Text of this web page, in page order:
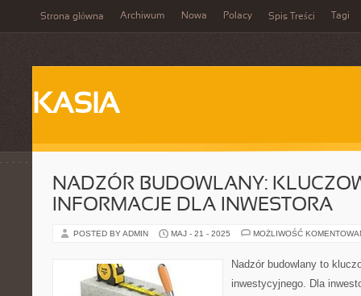
Strona główna Archiwum Nowa Polacy Spis Treści Tagi
KASIA
NADZÓR BUDOWLANY:
INFORMACJE DLA INWESTORA
POSTED BY ADMIN MAJ - 21 - 2025 MOŻLIWOŚĆ
Nadzór budowlany to
inwestycyjnego. Dla